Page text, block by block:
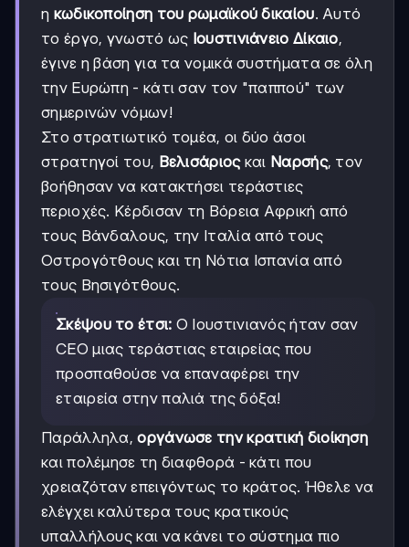
η κωδικοποίηση του ρωμαϊκού δικαίου. Αυτό
το έργο, γνωστό ως Ιουστινιάνειο Δίκαιο,
έγινε η βάση για τα νομικά συστήματα σε όλη
την Ευρώπη - κάτι σαν τον "παππού" των
σημερινών νόμων!
Στο στρατιωτικό τομέα, οι δύο άσοι
στρατηγοί του, Βελισάριοςκαι Ναρσής, τον
βοήθησαν να κατακτήσει τεράστιες
περιοχές. Κέρδισαν τη Βόρεια Αφρική από
τους Βάνδαλους, την Ιταλία από τους
Οστρογότθους και τη Νότια Ισπανία από
τους Βησιγότθους.
Σκέψου το έτσι: Ο Ιουστινιανός ήταν σαν
CEO μιας τεράστιας εταιρείας που
προσπαθούσε να επαναφέρει την
εταιρεία στην παλιά της δόξα!
Παράλληλα,οργάνωσε την κρατική διοίκηση
και πολέμησε τη διαφθορά - κάτι που
χρειαζόταν επειγόντως το κράτος. Ήθελε να
ελέγχει καλύτερα τους κρατικούς
υπαλλήλους και να κάνει το σύστημα πιο